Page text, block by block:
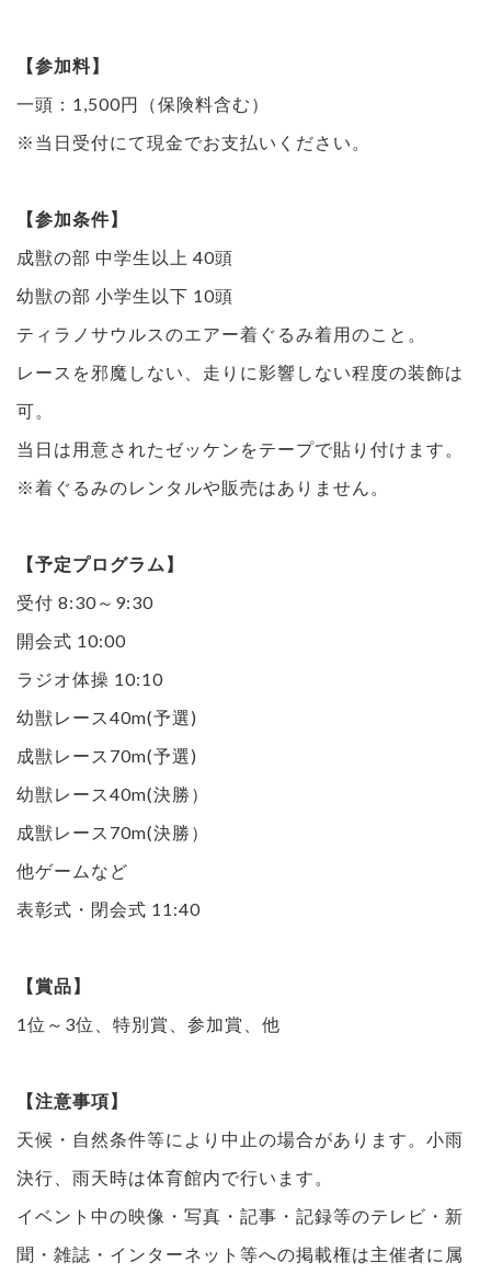
【参加料】
一頭：1,500円（保険料含む）
※当日受付にて現金でお支払いください。
【参加条件】
成獣の部 中学生以上 40頭
幼獣の部 小学生以下 10頭
ティラノサウルスのエアー着ぐるみ着用のこと。
レースを邪魔しない、走りに影響しない程度の装飾は
可。
当日は用意されたゼッケンをテープで貼り付けます。
※着ぐるみのレンタルや販売はありません。
【予定プログラム】
受付 8:30～9:30
開会式 10:00
ラジオ体操 10:10
幼獣レース40m(予選)
成獣レース70m(予選)
幼獣レース40m(決勝）
成獣レース70m(決勝）
他ゲームなど
表彰式・閉会式 11:40
【賞品】
1位～3位、特別賞、参加賞、他
【注意事項】
天候・自然条件等により中止の場合があります。小雨
決行、雨天時は体育館内で行います。
イベント中の映像・写真・記事・記録等のテレビ・新
聞・雑誌・インターネット等への掲載権は主催者に属